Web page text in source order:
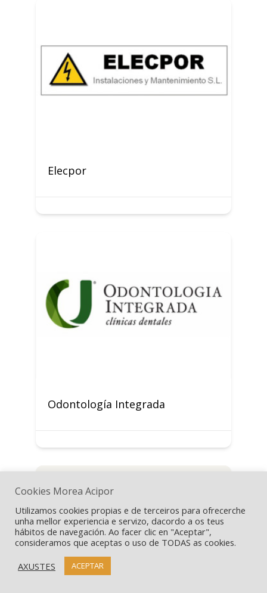
Elecpor
Odontología Integrada
Cookies Morea Acipor
Utilizamos cookies propias e de terceiros para ofrecerche
unha mellor experiencia e servizo, dacordo a os teus
hábitos de navegación. Ao facer clic en "Aceptar",
consideramos que aceptas o uso de TODAS as cookies.
AXUSTES
ACEPTAR